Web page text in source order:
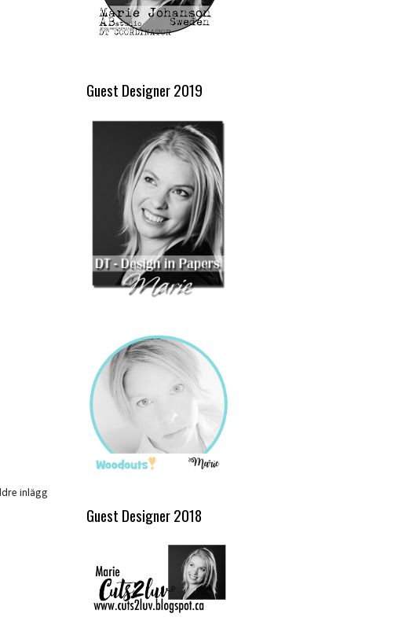
inlägg
Guest Designer 2019
Guest Designer 2018